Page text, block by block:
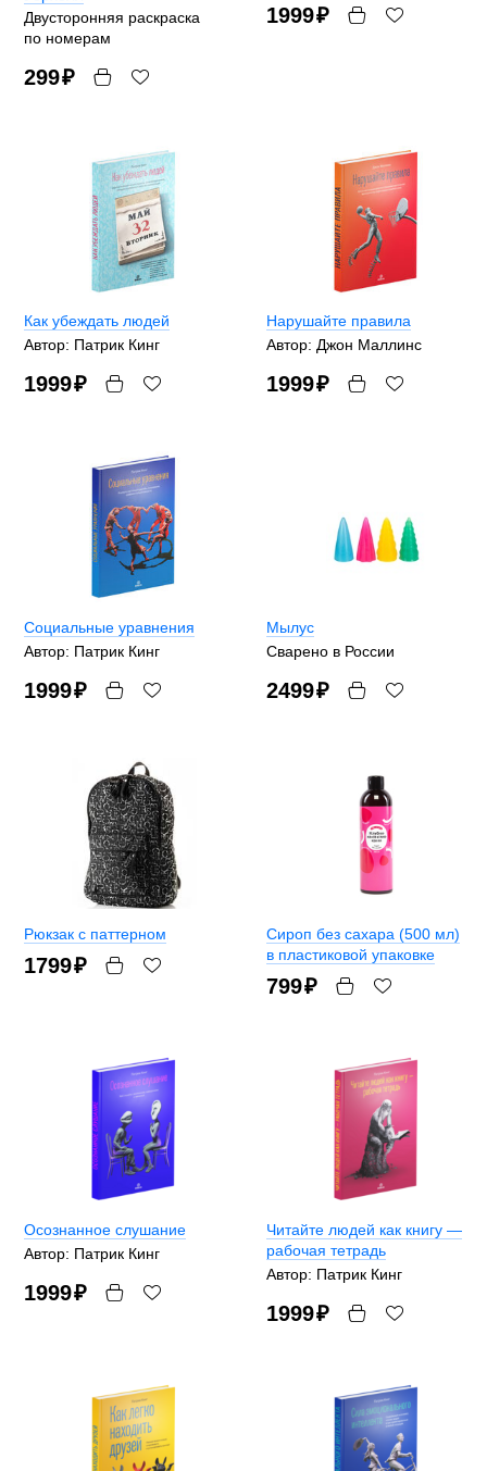
Двусторонняя раскраска
по номерам
299₽
1999₽
Как убеждать людей
Автор: Патрик Кинг
1999₽
Нарушайте правила
Автор: Джон Маллинс
1999₽
Социальные уравнения
Автор: Патрик Кинг
1999₽
Мылус
Сварено в России
2499₽
Рюкзак с паттерном
1799₽
Сироп без сахара (500 мл)
в пластиковой упаковке
799₽
Осознанное слушание
Автор: Патрик Кинг
1999₽
Читайте людей как книгу —
рабочая тетрадь
Автор: Патрик Кинг
1999₽